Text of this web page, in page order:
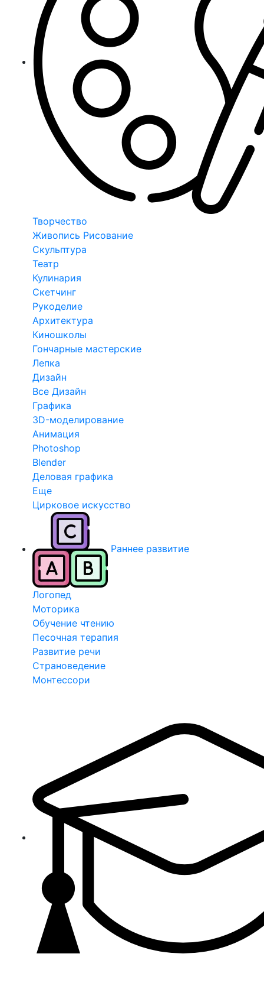
Творчество
Живопись Рисование
Скульптура
Театр
Кулинария
Скетчинг
Рукоделие
Архитектура
Киношколы
Гончарные мастерские
Лепка
Дизайн
Все Дизайн
Графика
3D-моделирование
Анимация
Photoshop
Blender
Деловая графика
Еще
Цирковое искусство
Раннее развитие
Логопед
Моторика
Обучение чтению
Песочная терапия
Развитие речи
Страноведение
Монтессори